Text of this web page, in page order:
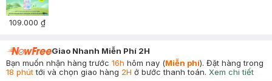
109.000 ₫
Giao Nhanh Miễn Phí 2H
Bạn muốn nhận hàng trước 16h hôm nay (Miễn phí). Đặt hàng trong
18 phúttới và chọn giao hàng 2H ở bước thanh toán. Xem chi tiết